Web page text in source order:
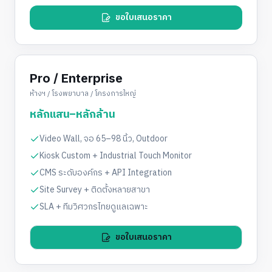
ขอใบเสนอราคา
Pro / Enterprise
ห้างฯ / โรงพยาบาล / โครงการใหญ่
หลักแสน–หลักล้าน
Video Wall, จอ 65–98 นิ้ว, Outdoor
Kiosk Custom + Industrial Touch Monitor
CMS ระดับองค์กร + API Integration
Site Survey + ติดตั้งหลายสาขา
SLA + ทีมวิศวกรไทยดูแลเฉพาะ
ขอใบเสนอราคา